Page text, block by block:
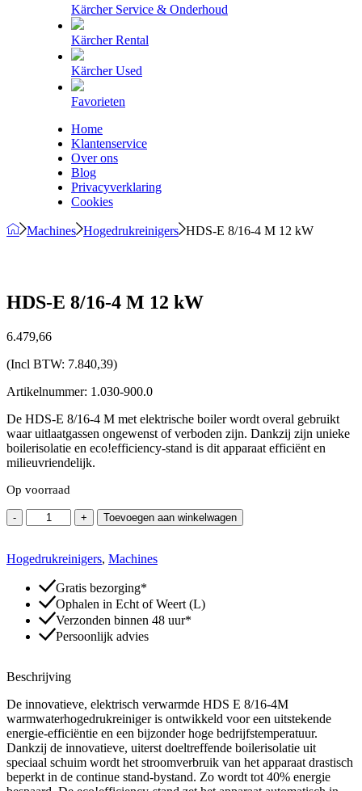
Kärcher Service & Onderhoud
Kärcher Rental
Kärcher Used
Favorieten
Home
Klantenservice
Over ons
Blog
Privacyverklaring
Cookies
Machines Hogedrukreinigers HDS-E 8/16-4 M 12 kW
HDS-E 8/16-4 M 12 kW
6.479,66
(Incl BTW: 7.840,39)
Artikelnummer: 1.030-900.0
De HDS-E 8/16-4 M met elektrische boiler wordt overal gebruikt
waar uitlaatgassen ongewenst of verboden zijn. Dankzij zijn unieke
boilerisolatie en eco!efficiency-stand is dit apparaat efficiënt en
milieuvriendelijk.
Op voorraad
-
HDS-
E
4
12
kW
aantal
+ Toevoegen aan winkelwagen
Hogedrukreinigers, Machines
Gratis bezorging*
Ophalen in Echt of Weert (L)
Verzonden binnen 48 uur*
Persoonlijk advies
Beschrijving
De innovatieve, elektrisch verwarmde HDS E 8/16-4M
warmwaterhogedrukreiniger is ontwikkeld voor een uitstekende
energie-efficiëntie en een bijzonder hoge bedrijfstemperatuur.
Dankzij de innovatieve, uiterst doeltreffende boilerisolatie uit
speciaal schuim wordt het stroomverbruik van het apparaat drastisch
beperkt in de continue stand-bystand. Zo wordt tot 40% energie